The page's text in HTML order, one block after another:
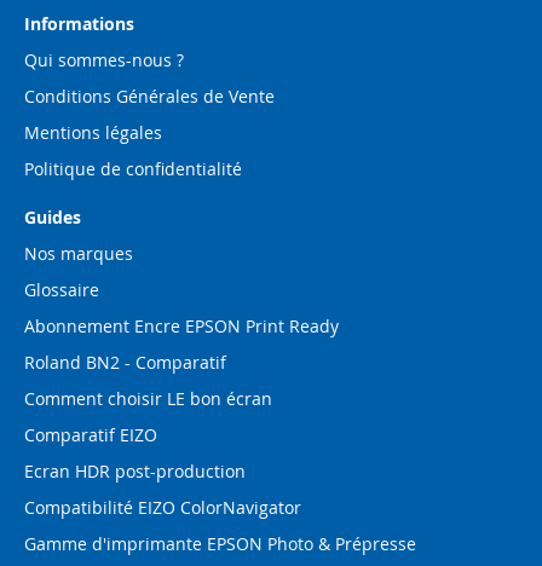
d’information
Informations
Qui sommes-nous ?
Conditions Générales de Vente
Mentions légales
Politique de confidentialité
Guides
Nos marques
Glossaire
Abonnement Encre EPSON Print Ready
Roland BN2 - Comparatif
Comment choisir LE bon écran
Comparatif EIZO
Ecran HDR post-production
Compatibilité EIZO ColorNavigator
Gamme d'imprimante EPSON Photo & Prépresse